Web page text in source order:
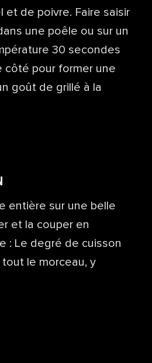
et de poivre. Faire saisir
une poêle ou sur un
30 secondes
côté pour former une
goût de grillé à la
entière sur une belle
et la couper en
: Le degré de cuisson
le morceau, y